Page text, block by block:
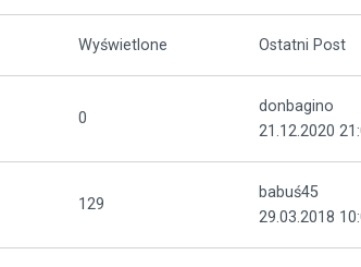
Wyświetlone Ostatni Post
0
donbagino
21.12.2020
129
babuś45
29.03.2018